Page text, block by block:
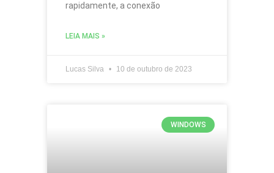
rapidamente, a conexão
LEIA MAIS »
Lucas Silva 10 de outubro de 2023
WINDOWS